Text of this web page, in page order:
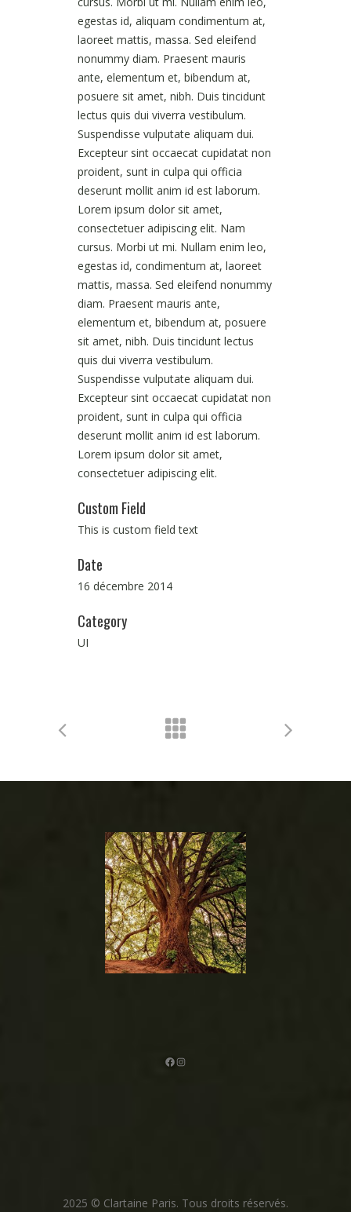
egestas id, aliquam condimentum at,
laoreet mattis, massa. Sed eleifend
nonummy diam. Praesent mauris
ante, elementum et, bibendum at,
posuere sit amet, nibh. Duis tincidunt
lectus quis dui viverra vestibulum.
Suspendisse vulputate aliquam dui.
Excepteur sint occaecat cupidatat non
proident, sunt in culpa qui officia
deserunt mollit anim id est laborum.
Lorem ipsum dolor sit amet,
consectetuer adipiscing elit. Nam
cursus. Morbi ut mi. Nullam enim leo,
egestas id, condimentum at, laoreet
mattis, massa. Sed eleifend nonummy
diam. Praesent mauris ante,
elementum et, bibendum at, posuere
sit amet, nibh. Duis tincidunt lectus
quis dui viverra vestibulum.
Suspendisse vulputate aliquam dui.
Excepteur sint occaecat cupidatat non
proident, sunt in culpa qui officia
deserunt mollit anim id est laborum.
Lorem ipsum dolor sit amet,
consectetuer adipiscing elit.
Custom Field
This is custom field text
Date
16 décembre 2014
Category
UI
Facebook
Instagram
2025 © Clartaine Paris. Tous droits réservés.